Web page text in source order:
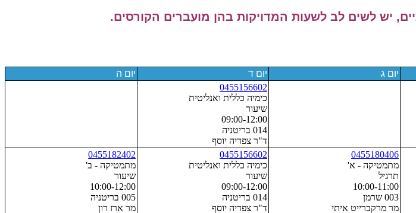
יש לשים לב לשעות המדויקות בהן מועברים הקורסים.
יום ג יום ד
יום ה
0455156602
כימיה כללית ואנליטית
שיעור
09:00-12:00
014 בריטניה
ד"ר צפדיה יוסף
0455180406
מתמטיקה - א'
תרגיל
10:00-11:00
003 שרמן
מר מרקברייט איתי
0455156602
כימיה כללית ואנליטית
שיעור
09:00-12:00
014 בריטניה
ד"ר צפדיה יוסף
0455182402
מתמטיקה - ב'
שיעור
10:00-12:00
005 בריטניה
מר ארז רון